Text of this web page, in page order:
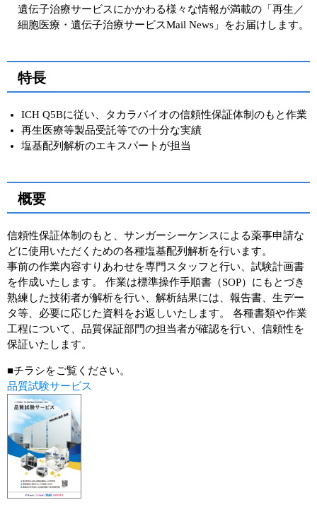
遺伝子検査ガイド（食品・水質・家畜他）
幹細胞・再生医療研究ガイド
クローニング実験ガイド
細胞選択ガイド
RNAi実験ガイド
アプリケーションノート
プロトコール集
ユーザーズボイス集
動画ライブラリー
遺伝子治療サービスにかかわる様々な情報が満載の「再生／
細胞医療・遺伝子治療サービスMail News」をお届けします。
特長
ICH Q5Bに従い、タカラバイオの信頼性保証体制のもと作業
再生医療等製品受託等での十分な実績
塩基配列解析のエキスパートが担当
概要
信頼性保証体制のもと、サンガーシーケンスによる薬事申請な
どに使用いただくための各種塩基配列解析を行います。
事前の作業内容すりあわせを専門スタッフと行い、試験計画書
を作成いたします。 作業は標準操作手順書（SOP）にもとづき
熟練した技術者が解析を行い、解析結果には、報告書、生デー
タ等、必要に応じた資料をお返しいたします。 各種書類や作業
工程について、品質保証部門の担当者が確認を行い、信頼性を
保証いたします。
■チラシをご覧ください。
品質試験サービス